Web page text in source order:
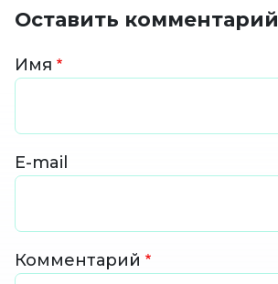
Оставить комментарий
Имя
E-mail
Комментарий